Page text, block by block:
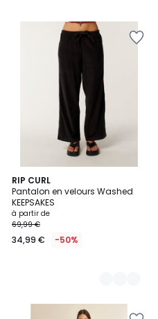
RIP CURL
Pantalon en velours Washed
KEEPSAKES
à partir de
69,99 €
34,99 € -50%
3
Couleurs